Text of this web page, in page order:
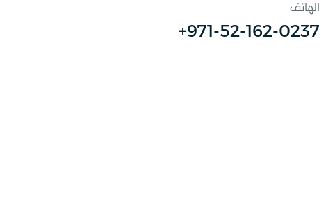
الهاتف
+971-52-162-0237